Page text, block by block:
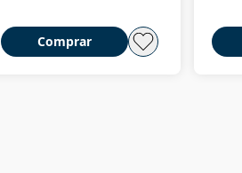
Comprar